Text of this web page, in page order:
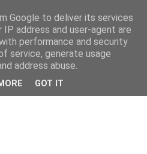
Google to deliver its services
address and user-agent are
performance and security
service, generate usage
address abuse.
GOT IT